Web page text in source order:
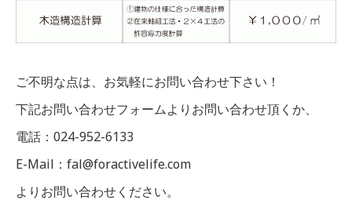
ご不明な点は、お気軽にお問い合わせ下さい！
下記お問い合わせフォームよりお問い合わせ頂くか、
電話：024-952-6133
E-Mail：fal@foractivelife.com
よりお問い合わせください。